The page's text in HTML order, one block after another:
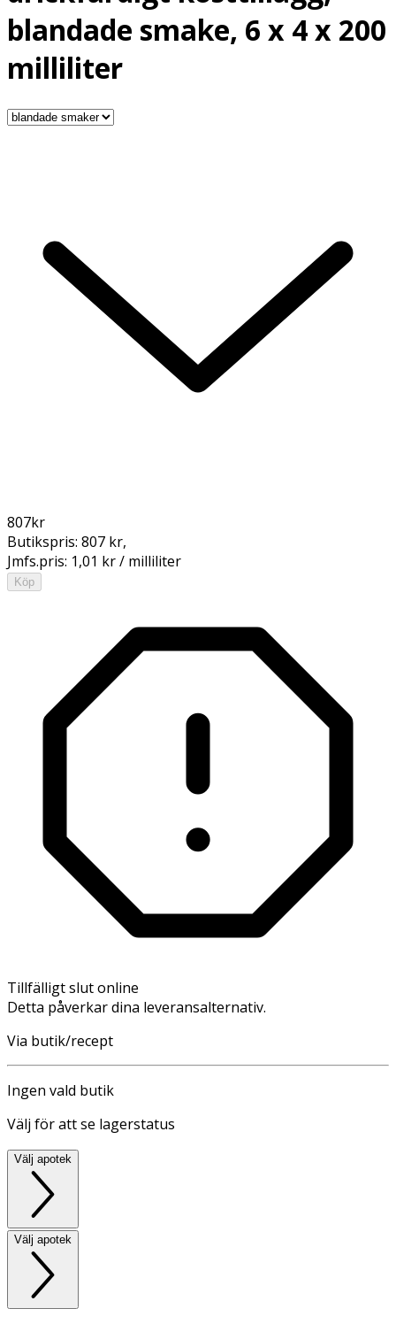
blandade smake, 6 x 4 x 200
milliliter
807kr
Butikspris: 807 kr,
Jmfs.pris: 1,01 kr / milliliter
Köp
Tillfälligt slut online
Detta påverkar dina leveransalternativ.
Via butik/recept
Ingen vald butik
Välj för att se lagerstatus
Välj apotek
Välj apotek